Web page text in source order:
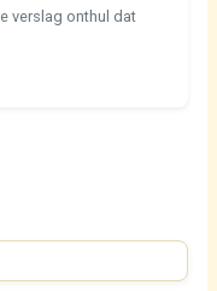
verslag onthul dat